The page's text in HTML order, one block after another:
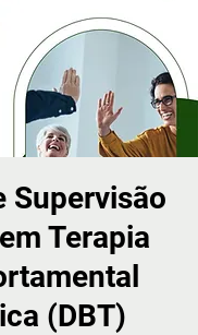
Supervisão
Terapia
(DBT)